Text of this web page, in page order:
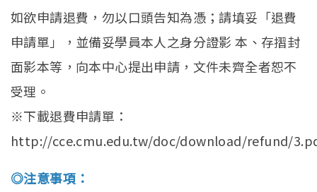
如欲申請退費，勿以口頭告知為憑；請填妥「退費
申請單」，並備妥學員本人之身分證影 本、存摺封
面影本等，向本中心提出申請，文件未齊全者恕不
受理。
※下載退費申請單：
http://cce.cmu.edu.tw/doc/download/refund/
◎注意事項：